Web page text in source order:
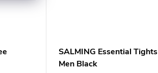
SALMING Essential Tights
Men Black